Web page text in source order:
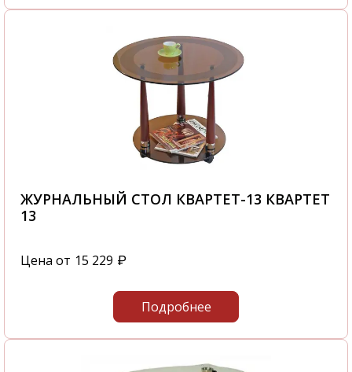
ЖУРНАЛЬНЫЙ СТОЛ КВАРТЕТ-13 КВАРТЕТ
13
Цена от 15 229 ₽
Подробнее